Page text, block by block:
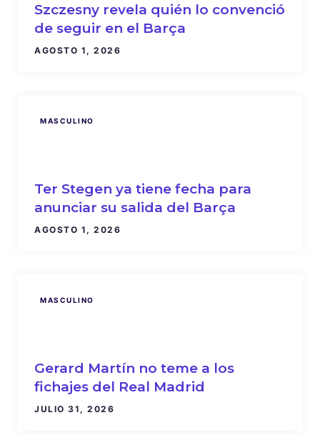
Szczesny revela quién lo convenció
de seguir en el Barça
AGOSTO 1, 2026
MASCULINO
Ter Stegen ya tiene fecha para
anunciar su salida del Barça
AGOSTO 1, 2026
MASCULINO
Gerard Martín no teme a los
fichajes del Real Madrid
JULIO 31, 2026